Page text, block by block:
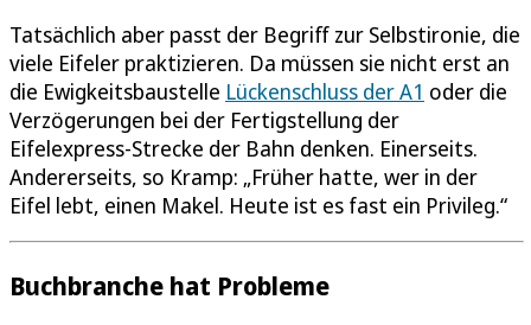
Tatsächlich aber passt der Begriff zur Selbstironie, die
viele Eifeler praktizieren. Da müssen sie nicht erst an
die Ewigkeitsbaustelle Lückenschluss der A1 oder die
Verzögerungen bei der Fertigstellung der
Eifelexpress-Strecke der Bahn denken. Einerseits.
Andererseits, so Kramp: „Früher hatte, wer in der
Eifel lebt, einen Makel. Heute ist es fast ein Privileg.“
Buchbranche hat Probleme